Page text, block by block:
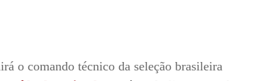
o comando técnico da seleção brasileira